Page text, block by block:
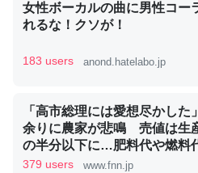
くらい。小説でいう「ずっと前
ど、短期記憶というには多い分
かりやすく強くなりそう
女性ボーカルの曲に男性コー
れるな！クソが！
183 users anond.hatelabo.jp
「高市総理には愛想尽かした
余りに農家が悲鳴 売値は生
の半分以下に…肥料代や燃料
騰「今年でやめる」農家も｜
379 users www.fnn.jp